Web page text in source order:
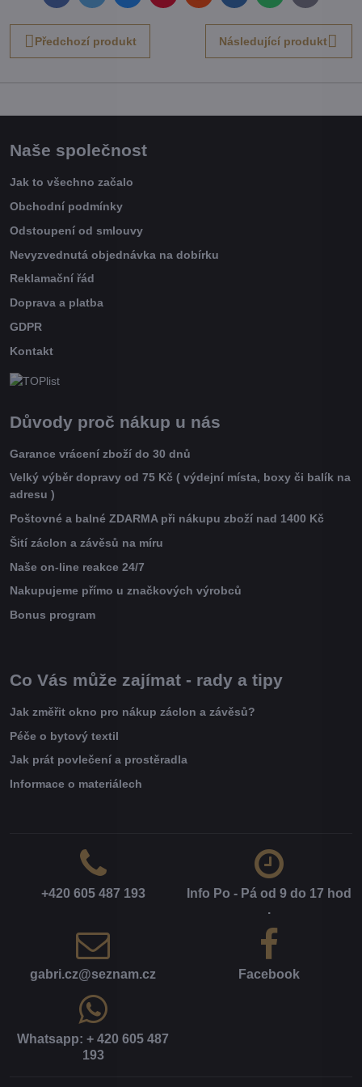
mail
Předchozí produkt Následující produkt
Naše společnost
Jak to všechno začalo
Obchodní podmínky
Odstoupení od smlouvy
Nevyzvednutá objednávka na dobírku
Reklamační řád
Doprava a platba
GDPR
Kontakt
Důvody proč nákup u nás
Garance vrácení zboží do 30 dnů
Velký výběr dopravy od 75 Kč ( výdejní místa, boxy či balík na
adresu )
Poštovné a balné ZDARMA při nákupu zboží nad 1400 Kč
Šití záclon a závěsů na míru
Naše on-line reakce 24/7
Nakupujeme přímo u značkových výrobců
Bonus program
Co Vás může zajímat - rady a tipy
Jak změřit okno pro nákup záclon a závěsů?
Péče o bytový textil
Jak prát povlečení a prostěradla
Informace o materiálech
+420 605 487 193
Info Po - Pá od 9 do 17 hod​
.
gabri​.cz​@seznam​.cz Facebook
Whatsapp: + 420 605 487
193